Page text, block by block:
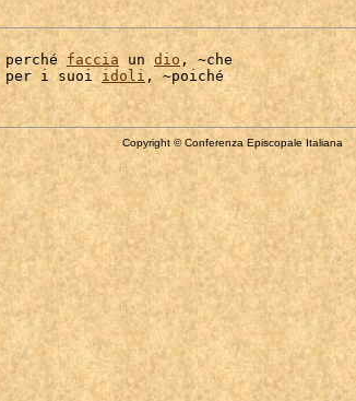
perché faccia un dio , ~che
per i suoi idoli
Copyright © Conferenza Episcopale Italiana